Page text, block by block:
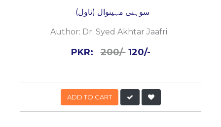
سوہنی مہینوال (ناول)
Author: Dr. Syed Akhtar Jaafri
PKR:200/- 120/-
ADD TO CART